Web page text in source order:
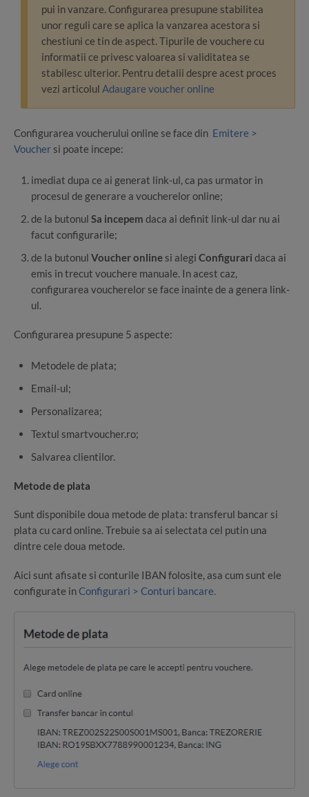
pui in vanzare. Configurarea presupune stabilitea
unor reguli care se aplica la vanzarea acestora si
chestiuni ce tin de aspect. Tipurile de vouchere cu
informatii ce privesc valoarea si validitatea se
stabilesc ulterior. Pentru detalii despre acest proces
vezi articolul Adaugare voucher online
Configurarea voucherului online se face din Emitere >
Voucher si poate incepe:
imediat dupa ce ai generat link-ul, ca pas urmator in
procesul de generare a voucherelor online;
de la butonul Sa incepem daca ai definit link-ul dar nu ai
facut configurarile;
de la butonul Voucher online si alegi Configurari daca ai
emis in trecut vouchere manuale. In acest caz,
configurarea voucherelor se face inainte de a genera link-
ul.
Configurarea presupune 5 aspecte:
Metodele de plata;
Email-ul;
Personalizarea;
Textul smartvoucher.ro;
Salvarea clientilor.
Metode de plata
Sunt disponibile doua metode de plata: transferul bancar si
plata cu card online. Trebuie sa ai selectata cel putin una
dintre cele doua metode.
Aici sunt afisate si conturile IBAN folosite, asa cum sunt ele
configurate inConfigurari > Conturi bancare.